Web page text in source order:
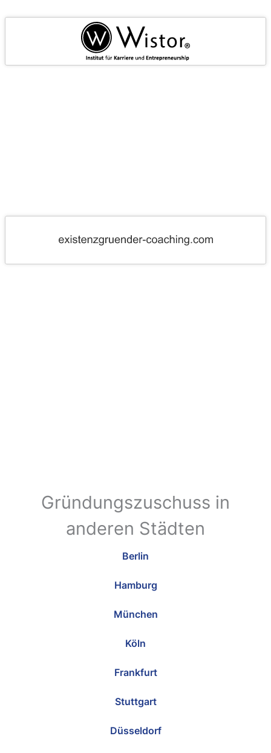
Gründungszuschuss in
anderen Städten
Berlin
Hamburg
München
Köln
Frankfurt
Stuttgart
Düsseldorf